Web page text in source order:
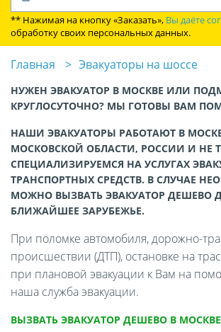
** Нажимая на кнопку «Заказать», Вы даёте
обработку своих персональных данных.
Главная Эвакуаторы на шоссе
НУЖЕН ЭВАКУАТОР В МОСКВЕ ИЛИ
КРУГЛОСУТОЧНО? МЫ ГОТОВЫ ВАМ
НАШИ ЭВАКУАТОРЫ РАБОТАЮТ В
МОСКОВСКОЙ ОБЛАСТИ, РОССИИ И НЕ
СПЕЦИАЛИЗИРУЕМСЯ НА УСЛУГАХ
ТРАНСПОРТНЫХ СРЕДСТВ. В СЛУЧАЕ
МОЖНО ВЫЗВАТЬ ЭВАКУАТОР ДЕШЕВО
БЛИЖАЙШЕЕ ЗАРУБЕЖЬЕ.
При поломке автомобиля, дорожно-
происшествии (ДТП), остановке на
при плановой эвакуации к Вам на
наша служба эвакуации.
ВЫЗВАТЬ ЭВАКУАТОР ДЕШЕВО В